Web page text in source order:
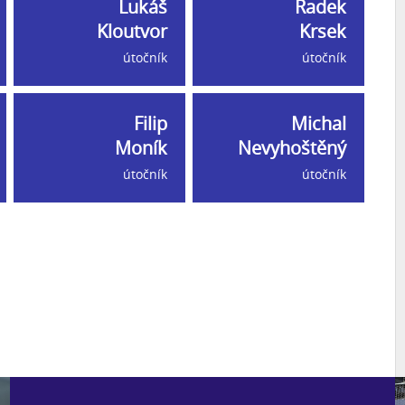
Lukáš
Kloutvor
útočník
Radek
Krsek
útočník
Filip
Moník
útočník
Michal
Nevyhoštěný
útočník